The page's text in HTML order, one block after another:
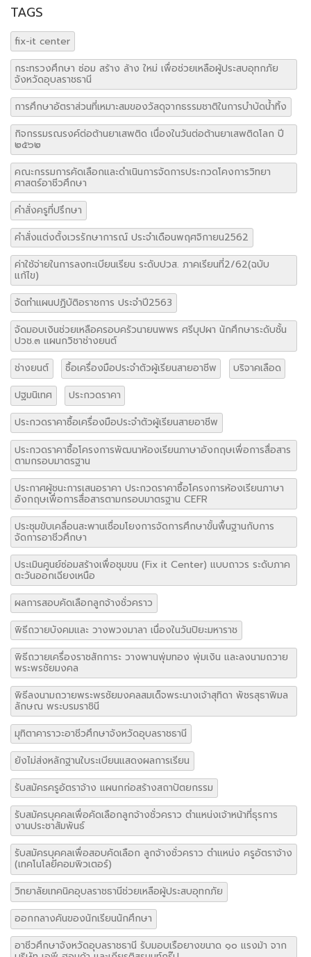
คณะกรรมการคัดเลือกและดำเนินการจัดการประกวดโคงการวิทยา
ศาสตร์อาชีวศึกษา
คำสั่งครูที่ปรึกษา
คำสั่งแต่งตั้งเวรรักษาการณ์ ประจำเดือนพฤศจิกายน2562
ค่าใช้จ่ายในการลงทะเบียนเรียน ระดับปวส. ภาคเรียนที่2/62(ฉบับ
แก้ไข)
จัดทำแผนปฏิบัติอราชการ ประจำปี2563
จัดมอบเงินช่วยเหลือครอบครัวนายนพพร ศรีบุปผา นักศึกษาระดับชั้น
ปวช.๓ แผนกวิชาช่างยนต์
ช่างยนต์
ซื้อเครื่องมือประจำตัวผู้เรียนสายอาชีพ
ปฐมนิเทศ
ประกวดราคา
ประกวดราคาซื้อเครื่องมือประจำตัวผู้เรียนสายอาชีพ
ประกวดราคาซื้อโครงการพัฒนาห้องเรียนภาษาอังกฤษเพื่อการสื่อสาร
ตามกรอบมาตรฐาน
ประกาศผู้ชนะการเสนอราคา ประกวดราคาซื้อโครงการห้องเรียนภาษา
อังกฤษเพื่อการสื่อสารตามกรอบมาตรฐาน CEFR
ประชุมขับเคลื่อนสะพานเชื่อมโยงการจัดการศึกษาขั้นพื้นฐานกับการ
จัดการอาชีวศึกษา
ประเมินศูนย์ซ่อมสร้างเพื่อชุมขน (Fix it Center) แบบถาวร ระดับภาค
ตะวันออกเฉียงเหนือ
ผลการสอบคัดเลือกลูกจ้างชั่วคราว
พิธีถวายบังคมและ วางพวงมาลา เนื่องในวันปิยะมหาราช
พิธีถวายเครื่องราชสักการะ วางพานพุ่มทอง พุ่มเงิน และลงนามถวาย
พระพรชัยมงคล
พิธีลงนามถวายพระพรชัยมงคลสมเด็จพระนางเจ้าสุทิดา พัชรสุธาพิมล
ลักษณ พระบรมราชินี
มุทิตาคาราวะอาชีวศึกษาจังหวัดอุบลราชธานี
ยังไม่ส่งหลักฐานใบระเบียนแสดงผลการเรียน
รับสมัครครูอัตราจ้าง แผนกก่อสร้างสถาปัตยกรรม
รับสมัครบุคคลเพื่อคัดเลือกลูกจ้างชั่วคราว ตำแหน่งเจ้าหน้าที่ธุรการ
งานประชาสัมพันธ์
รับสมัครบุคคลเพื่อสอบคัดเลือก ลูกจ้างชั่วคราว ตำแหน่ง ครูอัตราจ้าง
(เทคโนโลยีคอมพิวเตอร์)
วิทยาลัยเทคนิคอุบลราชธานีช่วยเหลือผู้ประสบอุทกภัย
ออกกลางคันของนักเรียนนักศึกษา
อาชีวศึกษาจังหวัดอุบลราชธานี รับมอบเรือยางขนาด ๑๐ แรงม้า จาก
บริษัท เอพี ฮอนด้า และเกียรติสุรนนท์กรุ๊ป
อาชีวอาสา วิทยาลัยเทคนิคอุบลราชธานี
เจ้าหน้าที่ธุรการ งานประชาสัมพันธ์
เพิ่มโอกาสการเข้าถึงการศึกษาของเด็กด้อยโอกาส และเด็กตกหล่น
เวรรักษาการณ์
เวรรักษาการณ์ประจำเดือนตุลาคม
เวรรักษาการณ์ ประจำเดือนสิงหาคม 2562